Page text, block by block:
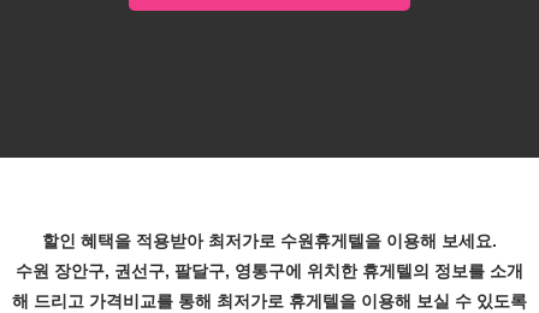
할인 혜택을 적용받아 최저가로 수원휴게텔을 이용해 보세요.
수원 장안구, 권선구, 팔달구, 영통구에 위치한 휴게텔의 정보를 소개
해 드리고 가격비교를 통해 최저가로 휴게텔을 이용해 보실 수 있도록